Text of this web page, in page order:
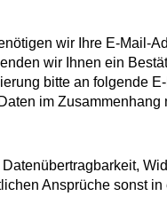
wir Ihre E-Mail-
wir Ihnen ein
bitte an folgende
im Zusammenhang
Ansprüche sonst